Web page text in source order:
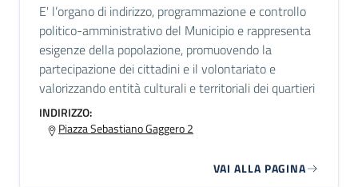
E' l’organo di indirizzo, programmazione e controllo
politico-amministrativo del Municipio e rappresenta
esigenze della popolazione, promuovendo la
partecipazione dei cittadini e il volontariato e
valorizzando entità culturali e territoriali dei quartieri
INDIRIZZO:
Piazza Sebastiano Gaggero 2
VAI ALLA PAGINA